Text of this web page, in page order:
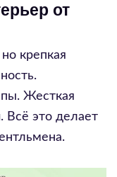
от
крепкая
Жесткая
Всё это делает